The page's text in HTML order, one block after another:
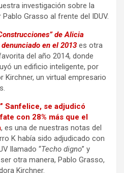
investigación sobre la
Grasso al frente del IDUV.
de Alicia
en el 2013 es otra
del año 2014, donde
un edificio inteligente, por
Kirchner, un virtual empresario
Sanfelice, se adjudicó
con 28% más que el
, es una de nuestras notas del
K había sido adjudicado con
llamado “Techo digno” y
otra manera, Pablo Grasso,
Kirchner.